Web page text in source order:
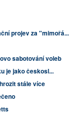
projev za "mimořá...
sabotování voleb
je jako českosl...
stále více